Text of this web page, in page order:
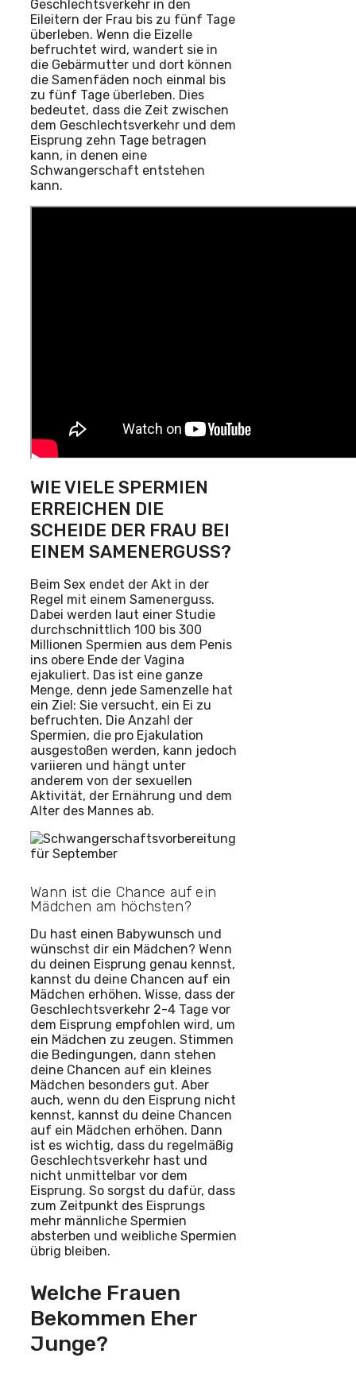
Geschlechtsverkehr in den
Eileitern der Frau bis zu fünf Tage
überleben. Wenn die Eizelle
befruchtet wird, wandert sie in
die Gebärmutter und dort können
die Samenfäden noch einmal bis
zu fünf Tage überleben. Dies
bedeutet, dass die Zeit zwischen
dem Geschlechtsverkehr und dem
Eisprung zehn Tage betragen
kann, in denen eine
Schwangerschaft entstehen
kann.
WIE VIELE SPERMIEN
ERREICHEN DIE
SCHEIDE DER FRAU BEI
EINEM SAMENERGUSS?
Beim Sex endet der Akt in der
Regel mit einem Samenerguss.
Dabei werden laut einer Studie
durchschnittlich 100 bis 300
Millionen Spermien aus dem Penis
ins obere Ende der Vagina
ejakuliert. Das ist eine ganze
Menge, denn jede Samenzelle hat
ein Ziel: Sie versucht, ein Ei zu
befruchten. Die Anzahl der
Spermien, die pro Ejakulation
ausgestoßen werden, kann jedoch
variieren und hängt unter
anderem von der sexuellen
Aktivität, der Ernährung und dem
Alter des Mannes ab.
Wann ist die Chance auf ein
Mädchen am höchsten?
Du hast einen Babywunsch und
wünschst dir ein Mädchen? Wenn
du deinen Eisprung genau kennst,
kannst du deine Chancen auf ein
Mädchen erhöhen. Wisse, dass der
Geschlechtsverkehr 2-4 Tage vor
dem Eisprung empfohlen wird, um
ein Mädchen zu zeugen. Stimmen
die Bedingungen, dann stehen
deine Chancen auf ein kleines
Mädchen besonders gut. Aber
auch, wenn du den Eisprung nicht
kennst, kannst du deine Chancen
auf ein Mädchen erhöhen. Dann
ist es wichtig, dass du regelmäßig
Geschlechtsverkehr hast und
nicht unmittelbar vor dem
Eisprung. So sorgst du dafür, dass
zum Zeitpunkt des Eisprungs
mehr männliche Spermien
absterben und weibliche Spermien
übrig bleiben.
Welche Frauen
Bekommen Eher
Junge?